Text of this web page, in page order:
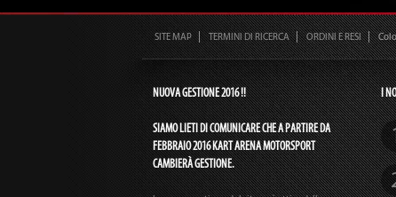
SITE MAP TERMINI DI RICERCA ORDINI E RESI
NUOVA GESTIONE 2016 !!
SIAMO LIETI DI COMUNICARE CHE A PARTIRE DA
FEBBRAIO 2016 KART ARENA MOTORSPORT
CAMBIERÀ GESTIONE.
I